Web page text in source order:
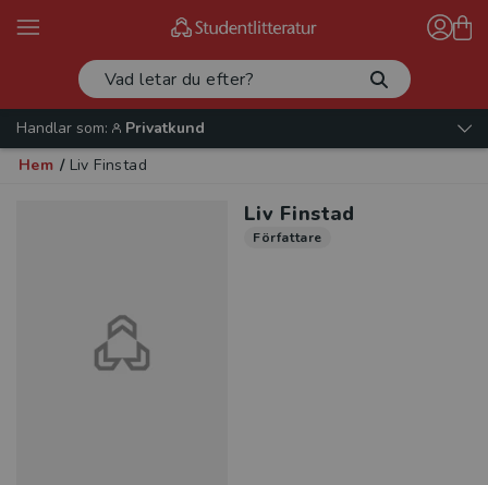
Handlar som:
Privatkund
Hem / Liv Finstad
Liv Finstad
Författare